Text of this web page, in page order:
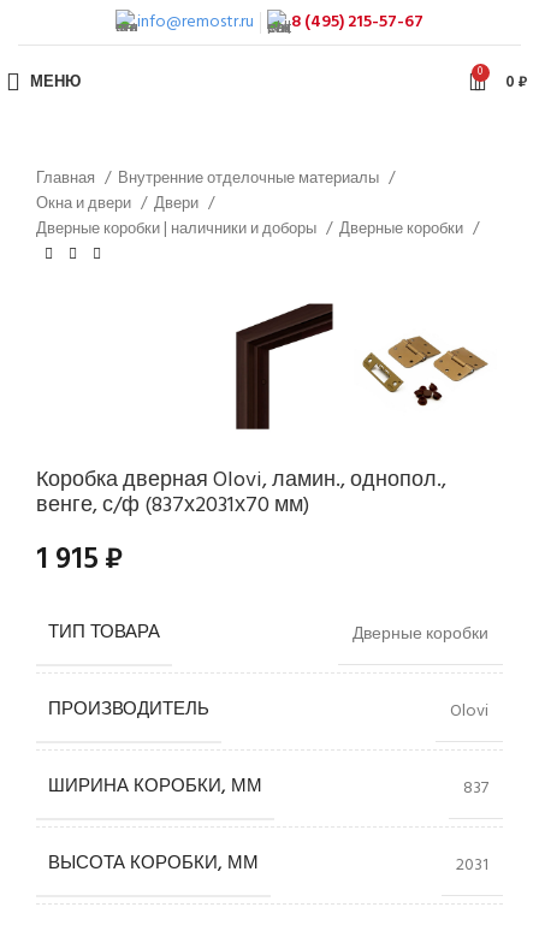
info@remostr.ru 8 (495) 215-57-67
МЕНЮ 0 0₽
Главная
Внутренние отделочные материалы
Окна и двери
Двери
Дверные коробки | наличники и доборы
Дверные коробки
Коробка дверная Olovi, ламин., однопол.,
венге, с/ф (837х2031х70 мм)
1 915₽
ТИП ТОВАРА Дверные коробки
ПРОИЗВОДИТЕЛЬ Olovi
ШИРИНА КОРОБКИ, ММ 837
ВЫСОТА КОРОБКИ, ММ 2031